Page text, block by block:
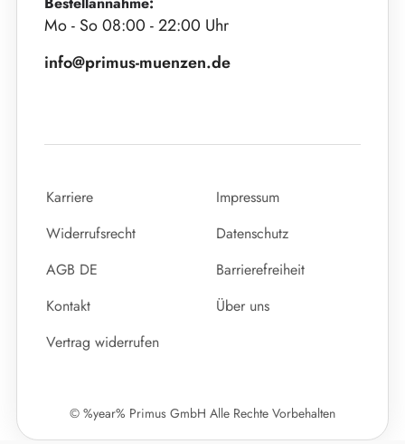
Mo - So 08:00 - 22:00 Uhr
info@primus-muenzen.de
Karriere
Impressum
Widerrufsrecht
Datenschutz
AGB DE
Barrierefreiheit
Kontakt
Über uns
Vertrag widerrufen
© %year% Primus GmbH Alle Rechte Vorbehalten